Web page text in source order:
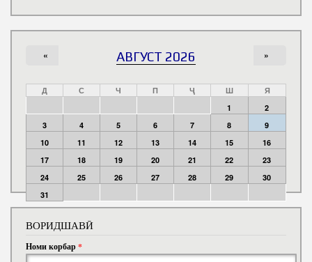
АВГУСТ 2026
« »
Д С Ч П Ҷ Ш
Я
1
2
3
4 5 6 7 8
9
10
11 12 13 14 15
16
17
18 19 20 21 22
23
24
25 26 27 28 29
30
31
ВОРИДШАВӢ
Номи корбар*